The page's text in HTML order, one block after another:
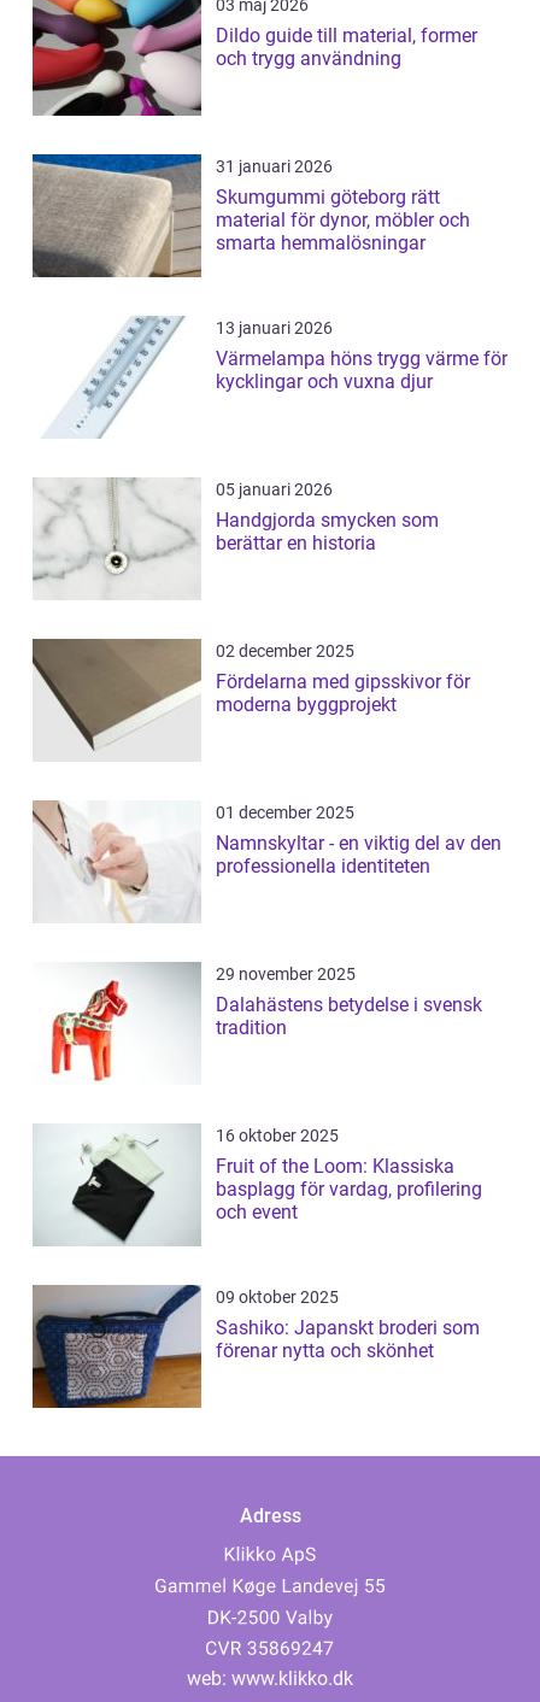
03 maj 2026
Dildo guide till material, former
och trygg användning
31 januari 2026
Skumgummi göteborg rätt
material för dynor, möbler och
smarta hemmalösningar
13 januari 2026
Värmelampa höns trygg värme för
kycklingar och vuxna djur
05 januari 2026
Handgjorda smycken som
berättar en historia
02 december 2025
Fördelarna med gipsskivor för
moderna byggprojekt
01 december 2025
Namnskyltar - en viktig del av den
professionella identiteten
29 november 2025
Dalahästens betydelse i svensk
tradition
16 oktober 2025
Fruit of the Loom: Klassiska
basplagg för vardag, profilering
och event
09 oktober 2025
Sashiko: Japanskt broderi som
förenar nytta och skönhet
Adress
web: www.klikko.dk